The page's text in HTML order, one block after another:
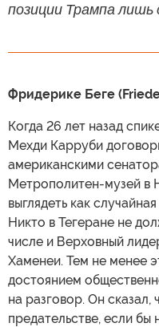
позиции Трампа
Фридерике Беге
Когда 26 лет назад
Мехди Карруби
американскими
Метрополитен-музей в
выглядеть как
Никто в Тегеране не
числе и Верховный
Хаменеи. Тем не менее
достоянием
на разговор. Он сказал,
предательстве, если бы